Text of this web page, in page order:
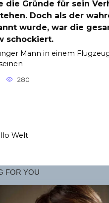
die Gründe für sein
Doch als der
wurde, war die
schockiert.
Mann in einem
280
Welt